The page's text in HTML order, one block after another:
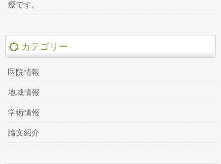
療です。
カテゴリー
医院情報
地域情報
学術情報
論文紹介